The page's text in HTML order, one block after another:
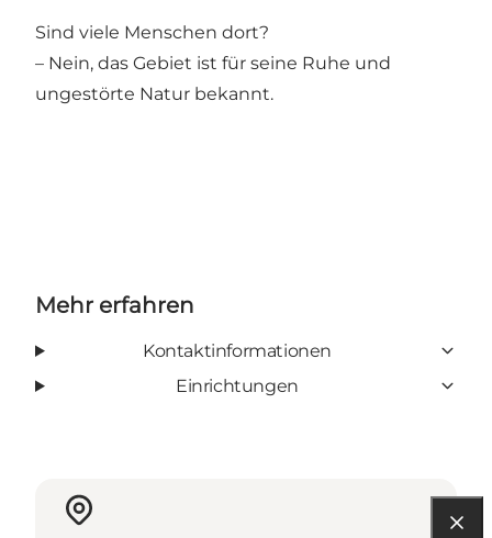
Sind viele Menschen dort?
– Nein, das Gebiet ist für seine Ruhe und
ungestörte Natur bekannt.
Mehr erfahren
Kontaktinformationen
Einrichtungen